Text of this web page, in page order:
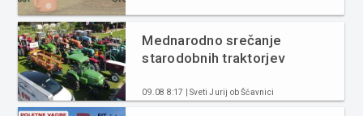
Mednarodno srečanje
starodobnih traktorjev
09.08 8:17 | Sveti Jurij ob Ščavnici